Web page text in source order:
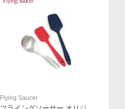
Flying Saucer